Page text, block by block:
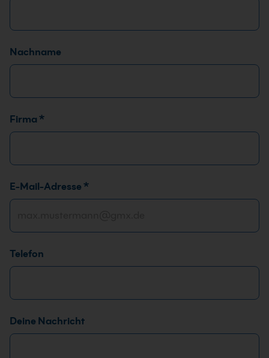
Nachname
Firma *
E-Mail-Adresse *
Telefon
Deine Nachricht